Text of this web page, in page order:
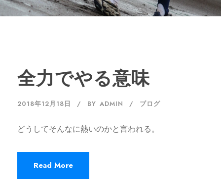
全力でやる意味
2018年12月18日 BY ADMIN ブログ
どうしてそんなに熱いのかと言われる。
Read More